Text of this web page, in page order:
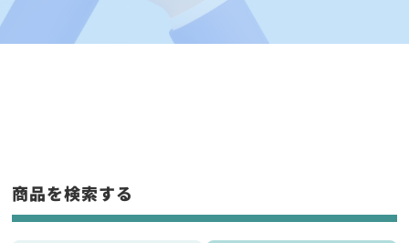
商品を検索する